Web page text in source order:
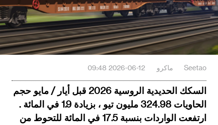
Seetao ماكرو 2026-06-12 09:48
السكك الحديدية الروسية 2026 قبل أيار / مايو حجم
الحاويات 324.98 مليون تيو ، بزيادة 1.9 في المائة .
ارتفعت الواردات بنسبة 17.5 في المائة للتحوط من